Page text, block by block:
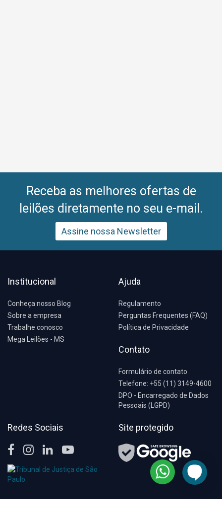
Receba as melhores ofertas de
leilões diretamente no seu e-mail.
Assine nossa Newsletter
Institucional
Conheça nosso Blog
Sobre a empresa
Trabalhe conosco
Mega Leilões - MS
Ajuda
Regulamento
Perguntas Frequentes (FAQ)
Política de Privacidade
Contato
Formulário de contato
Telefone: +55 (11) 3149-4600
DPO - Encarregado de Dados
Pessoais (LGPD)
Redes Sociais Site protegido